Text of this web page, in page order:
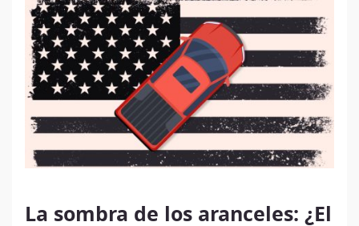
La sombra de los aranceles: ¿El